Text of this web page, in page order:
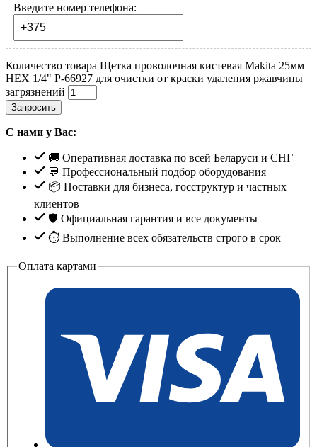
Введите номер телефона:
Количество товара Щетка проволочная кистевая Makita 25мм
HEX 1/4" P-66927 для очистки от краски удаления ржавчины
загрязнений
Запросить
С нами у Вас:
🚚 Оперативная доставка по всей Беларуси и СНГ
💬 Профессиональный подбор оборудования
📦 Поставки для бизнеса, госструктур и частных
клиентов
🛡️ Официальная гарантия и все документы
⏱ Выполнение всех обязательств строго в срок
Оплата картами